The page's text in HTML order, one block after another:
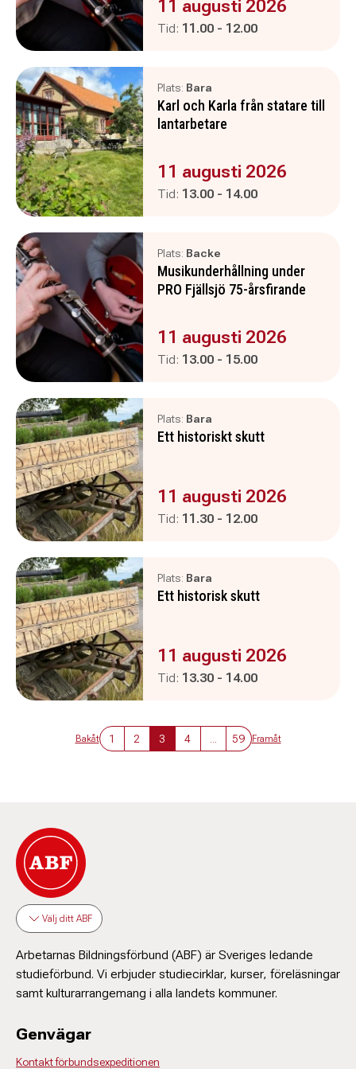
Evenemanget är :
11 augusti 2026
Tid: Pågår mellan
11.00 - och
12.00
Plats: Bara
Karl och Karla från statare till
lantarbetare
Evenemanget är :
11 augusti 2026
Tid: Pågår mellan
13.00 - och
14.00
Plats: Backe
Musikunderhållning under
PRO Fjällsjö 75-årsfirande
Evenemanget är :
11 augusti 2026
Tid: Pågår mellan
13.00 - och
15.00
Plats: Bara
Ett historiskt skutt
Evenemanget är :
11 augusti 2026
Tid: Pågår mellan
11.30 - och
12.00
Plats: Bara
Ett historisk skutt
Evenemanget är :
11 augusti 2026
Tid: Pågår mellan
13.30 - och
14.00
Bakåt 1 2 3 4 59 Framåt
Välj ditt ABF
Arbetarnas Bildningsförbund (ABF) är Sveriges ledande
studieförbund. Vi erbjuder studiecirklar, kurser, föreläsningar
samt kulturarrangemang i alla landets kommuner.
Genvägar
Kontakt förbundsexpeditionen